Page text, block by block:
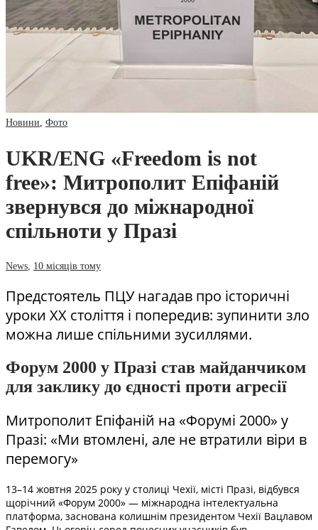
Новини Фото
UKR/ENG «Freedom is not
free»: Митрополит Епіфаній
звернувся до міжнародної
спільноти у Празі
News 10 місяців тому
Предстоятель ПЦУ нагадав про історичні
уроки ХХ століття і попередив: зупинити зло
можна лише спільними зусиллями.
Форум 2000 у Празі став майданчиком
для заклику до єдності проти агресії
Митрополит Епіфаній на «Форумі 2000» у
Празі: «Ми втомлені, але не втратили віри в
перемогу»
13–14 жовтня 2025 року у столиці Чехії, місті Празі, відбувся
щорічний «Форум 2000» — міжнародна інтелектуальна
платформа, заснована колишнім президентом Чехії Вацлавом